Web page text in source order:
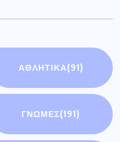
ΑΘΛΗΤΙΚΆ(91)
ΓΝΩΜΕΣ(191)